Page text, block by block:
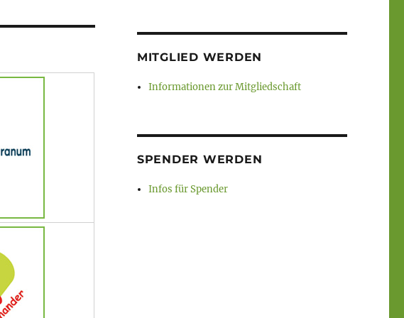
MITGLIED WERDEN
Informationen zur Mitgliedschaft
SPENDER WERDEN
Infos für Spender